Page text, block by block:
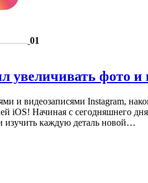
01
увеличивать фото и
и видеозаписями Instagram,
iOS! Начиная с сегодняшнего
изучить каждую деталь новой…